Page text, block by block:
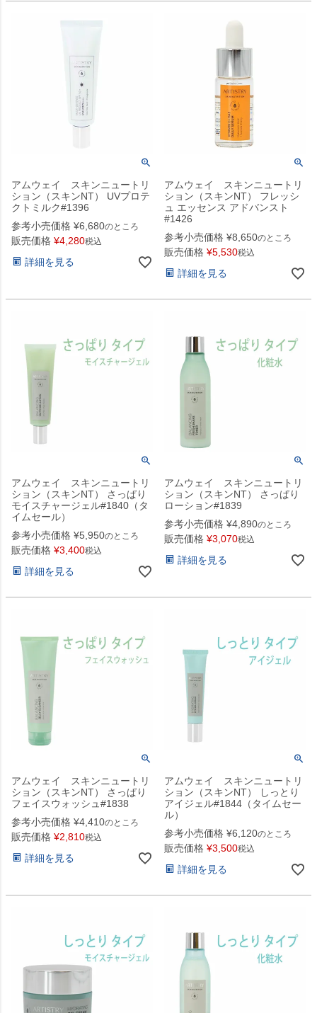
アムウェイ スキンニュートリ
ション（スキンNT） UVプロテ
クトミルク#1396
参考小売価格 ¥6,680のところ
販売価格 ¥4,280税込
詳細を見る
アムウェイ スキンニュートリ
ション（スキンNT） フレッシ
ュ エッセンス アドバンスト
#1426
参考小売価格 ¥8,650のところ
販売価格 ¥5,530税込
詳細を見る
アムウェイ スキンニュートリ
ション（スキンNT） さっぱり
モイスチャージェル#1840（タ
イムセール）
参考小売価格 ¥5,950のところ
販売価格 ¥3,400税込
詳細を見る
アムウェイ スキンニュートリ
ション（スキンNT） さっぱり
ローション#1839
参考小売価格 ¥4,890のところ
販売価格 ¥3,070税込
詳細を見る
アムウェイ スキンニュートリ
ション（スキンNT） さっぱり
フェイスウォッシュ#1838
参考小売価格 ¥4,410のところ
販売価格 ¥2,810税込
詳細を見る
アムウェイ スキンニュートリ
ション（スキンNT） しっとり
アイジェル#1844（タイムセー
ル）
参考小売価格 ¥6,120のところ
販売価格 ¥3,500税込
詳細を見る